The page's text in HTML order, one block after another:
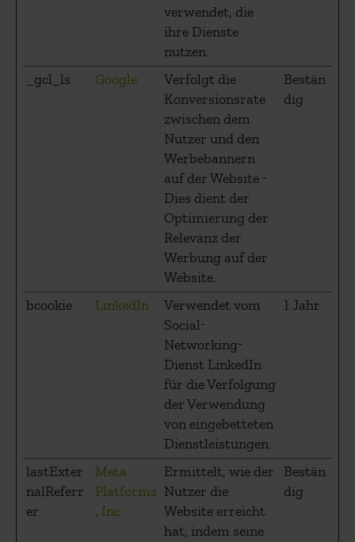
verwendet, die
ihre Dienste
nutzen.
_gcl_ls Google
Verfolgt die
Konversionsrate
zwischen dem
Nutzer und den
Werbebannern
auf der Website -
Dies dient der
Optimierung der
Relevanz der
Werbung auf der
Website.
Bestän
dig
bcookie LinkedIn
Verwendet vom
Social-
Networking-
Dienst LinkedIn
für die Verfolgung
der Verwendung
von eingebetteten
Dienstleistungen.
1 Jahr
lastExter
nalReferr
er
Meta
Platforms
, Inc.
Ermittelt, wie der
Nutzer die
Website erreicht
hat, indem seine
Bestän
dig